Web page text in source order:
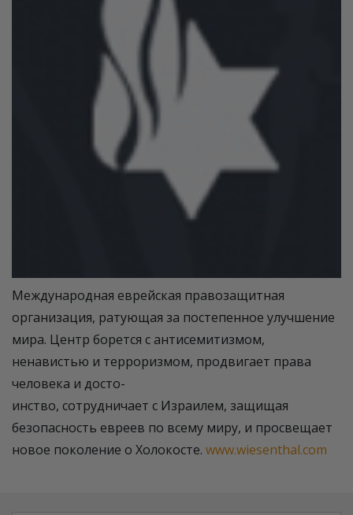
Международная еврейская правозащитная
организация, ратующая за постепенное улучшение
мира. Центр борется с антисемитизмом,
ненавистью и терроризмом, продвигает права
человека и досто-
инство, сотрудничает с Израилем, защищая
безопасность евреев по всему миру, и просвещает
новое поколение о Холокосте. www.wiesenthal.com